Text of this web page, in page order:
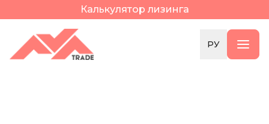
Калькулятор лизинга
РУ